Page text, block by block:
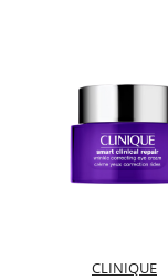
CLINIQUE